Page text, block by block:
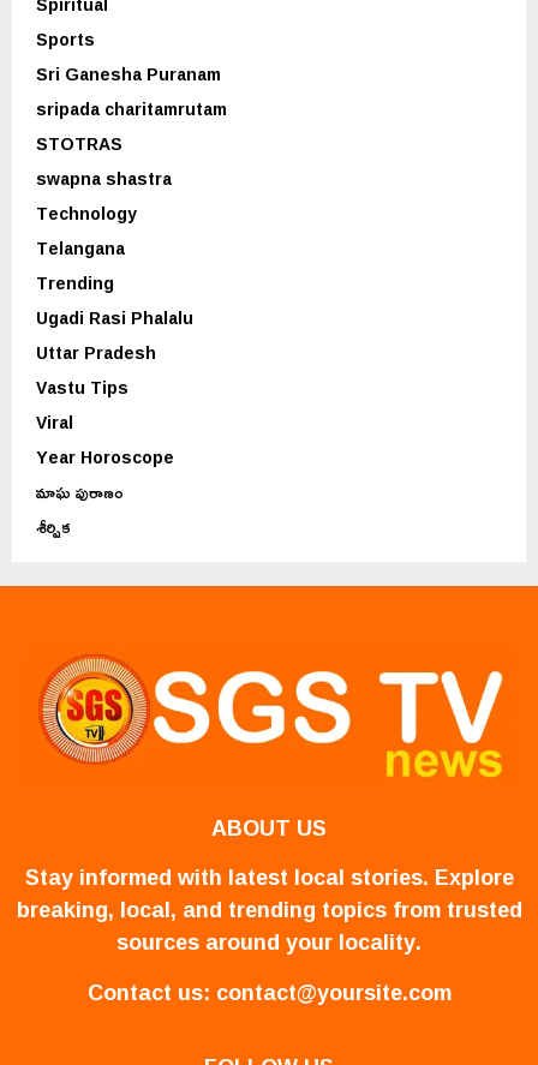
Sports
Sri Ganesha Puranam
sripada charitamrutam
STOTRAS
swapna shastra
Technology
Telangana
Trending
Ugadi Rasi Phalalu
Uttar Pradesh
Vastu Tips
Viral
Year Horoscope
మాఘ పురాణం
శీర్షిక
ABOUT US
Stay informed with latest local stories. Explore
breaking, local, and trending topics from trusted
sources around your locality.
Contact us: contact@yoursite.com